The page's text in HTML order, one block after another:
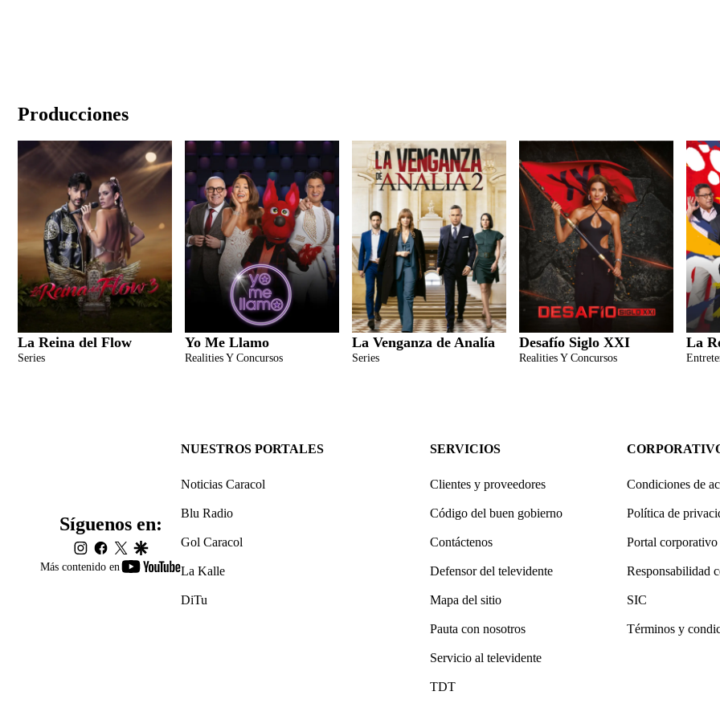
Producciones
La Reina del Flow
Series
Yo Me Llamo
Realities Y Concursos
La Venganza de Analía
Series
Desafío Siglo XXI
Realities Y Concursos
La
Más contenido en
youtube-
Síguenos en:
instagram
facebook
twittergoogle
NUESTROS PORTALES
Noticias Caracol
Blu Radio
Gol Caracol
La Kalle
DiTu
SERVICIOS
Clientes y proveedores
Código del buen gobierno
Contáctenos
Defensor del televidente
Mapa del sitio
Pauta con nosotros
Servicio al televidente
TDT
Condiciones de
Política de
Portal corporativo
Responsabilidad
SIC
Términos y